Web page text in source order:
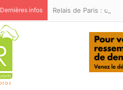
Dernières infos